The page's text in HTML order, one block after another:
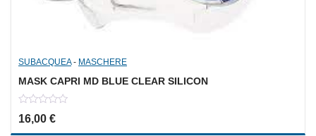
SUBACQUEA- MASCHERE
MASK CAPRI MD BLUE CLEAR SILICON
0
out
16,00 €